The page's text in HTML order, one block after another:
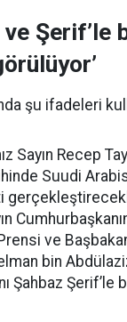
ve Şerif’le
şu ifadeleri
Sayın Recep
Suudi
ve
bin
Şahbaz Şerif’le